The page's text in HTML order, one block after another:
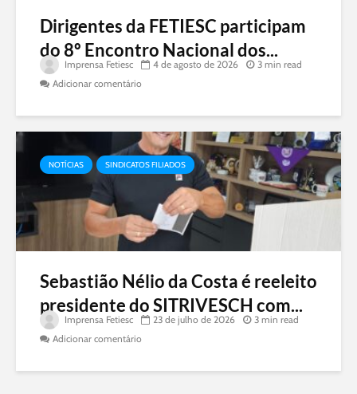
Dirigentes da FETIESC participam
do 8º Encontro Nacional dos...
Imprensa Fetiesc 4 de agosto de 2026
3 min read
Adicionar comentário
NOTÍCIAS SINDICATOS FILIADOS
Sebastião Nélio da Costa é reeleito
presidente do SITRIVESCH com...
Imprensa Fetiesc 23 de julho de 2026
3 min read
Adicionar comentário